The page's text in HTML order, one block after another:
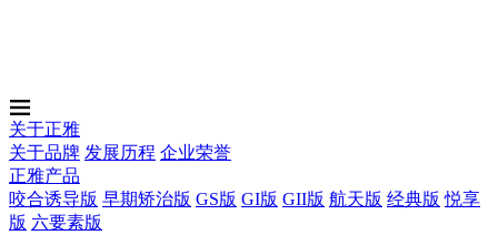
关于正雅
关于品牌 发展历程 企业荣誉
正雅产品
咬合诱导版 早期矫治版 GS版 GI版 GII版 航天版 经典版 悦享
版 六要素版